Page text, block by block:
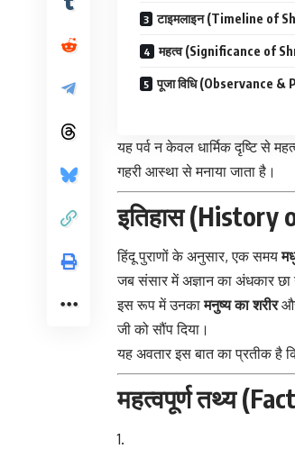
टाइमलाइन (Timeline of
महत्व (Significance of
पूजा विधि (Observance &
यह पर्व न केवल धार्मिक दृष्टि से
गहरी आस्था से मनाया जाता है।
इतिहास (History
हिंदू पुराणों के अनुसार, एक समय
जब संसार में अज्ञान का अंधकार छा
इस रूप में उनकामनुष्य का शरीर
जी को सौंप दिया।
यह अवतार इस बात का प्रतीक है
महत्वपूर्ण तथ्य